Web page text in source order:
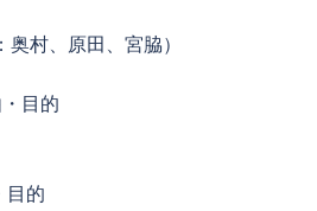
村、原田、宮脇）
目的
目的